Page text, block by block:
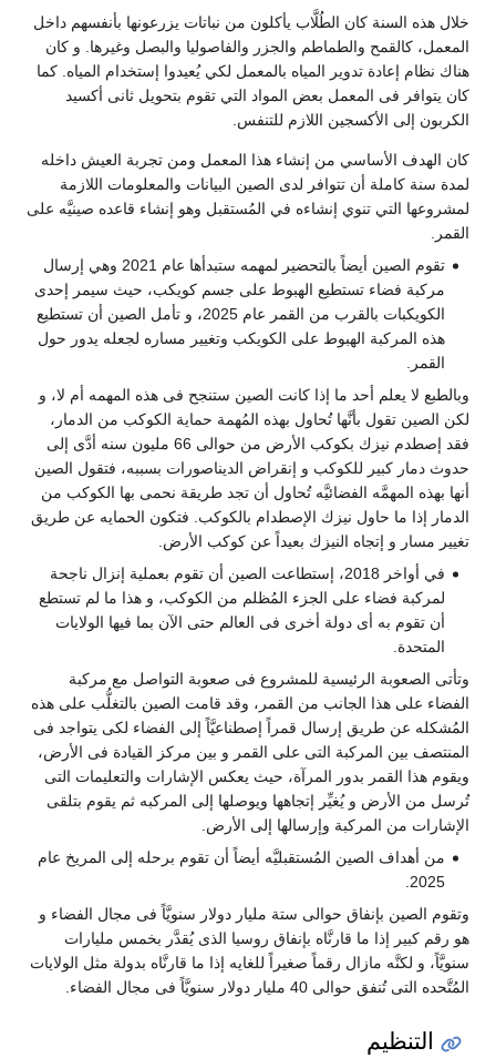
خلال هذه السنة كان الطُلَّاب يأكلون من نباتات يزرعونها بأنفسهم داخل
المعمل، كالقمح والطماطم والجزر والفاصوليا والبصل وغيرها. و كان
هناك نظام إعادة تدوير المياه بالمعمل لكي يُعيدوا إستخدام المياه. كما
كان يتوافر فى المعمل بعض المواد التي تقوم بتحويل ثانى أكسيد
الكربون إلى الأكسجين اللازم للتنفس.
كان الهدف الأساسي من إنشاء هذا المعمل ومن تجربة العيش داخله
لمدة سنة كاملة أن تتوافر لدى الصين البيانات والمعلومات اللازمة
لمشروعها التي تنوي إنشاءه في المُستقبل وهو إنشاء قاعده صينيَّه على
القمر.
تقوم الصين أيضاً بالتحضير لمهمه ستبدأها عام 2021 وهي إرسال
مركبة فضاء تستطيع الهبوط على جسم كويكب، حيث سيمر إحدى
الكويكبات بالقرب من القمر عام 2025، و تأمل الصين أن تستطيع
هذه المركبة الهبوط على الكويكب وتغيير مساره لجعله يدور حول
القمر.
وبالطبع لا يعلم أحد ما إذا كانت الصين ستنجح فى هذه المهمه أم لا، و
لكن الصين تقول بأنَّها تُحاول بهذه المُهمة حماية الكوكب من الدمار،
فقد إصطدم نيزك بكوكب الأرض من حوالى 66 مليون سنه أدَّى إلى
حدوث دمار كبير للكوكب و إنقراض الديناصورات بسببه، فتقول الصين
أنها بهذه المهمَّه الفضائيَّه تُحاول أن تجد طريقة نحمى بها الكوكب من
الدمار إذا ما حاول نيزك الإصطدام بالكوكب. فتكون الحمايه عن طريق
تغيير مسار و إتجاه النيزك بعيداً عن كوكب الأرض.
في أواخر 2018، إستطاعت الصين أن تقوم بعملية إنزال ناجحة
لمركبة فضاء على الجزء المُظلم من الكوكب، و هذا ما لم تستطع
أن تقوم به أى دولة أخرى فى العالم حتى الآن بما فيها الولايات
المتحدة.
وتأتى الصعوبة الرئيسية للمشروع فى صعوبة التواصل مع مركبة
الفضاء على هذا الجانب من القمر، وقد قامت الصين بالتغلُّب على هذه
المُشكله عن طريق إرسال قمراً إصطناعيَّاً إلى الفضاء لكى يتواجد فى
المنتصف بين المركبة التى على القمر و بين مركز القيادة فى الأرض،
ويقوم هذا القمر بدور المرآة، حيث يعكس الإشارات والتعليمات التى
تُرسل من الأرض و يُغيِّر إتجاهها ويوصلها إلى المركبه ثم يقوم بتلقى
الإشارات من المركبة وإرسالها إلى الأرض.
من أهداف الصين المُستقبليَّه أيضاً أن تقوم برحله إلى المريخ عام
2025.
وتقوم الصين بإنفاق حوالى ستة مليار دولار سنويَّاً فى مجال الفضاء و
هو رقم كبير إذا ما قارنَّاه بإنفاق روسيا الذى يُقدَّر بخمس مليارات
سنويَّاً، و لكنَّه مازال رقماً صغيراً للغايه إذا ما قارنَّاه بدولة مثل الولايات
المُتَّحده التى تُنفق حوالى 40 مليار دولار سنويَّاً فى مجال الفضاء.
التنظيم